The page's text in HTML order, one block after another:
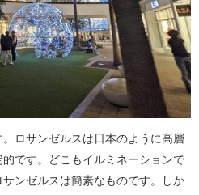
ロサンゼルスは日本のように高層
です。どこもイルミネーションで
ンゼルスは簡素なものです。しか